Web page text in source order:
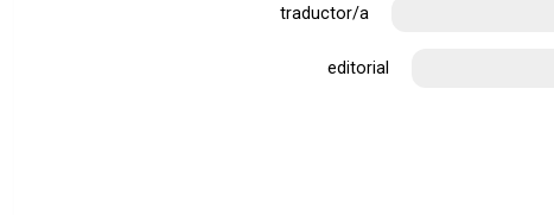
traductor/a
editorial